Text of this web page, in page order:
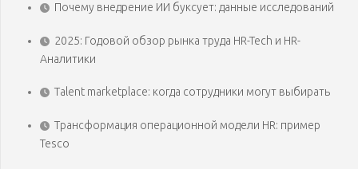
Почему внедрение ИИ буксует: данные исследований
2025: Годовой обзор рынка труда HR-Tech и HR-
Аналитики
Talent marketplace: когда сотрудники могут выбирать
Трансформация операционной модели HR: пример
Tesco